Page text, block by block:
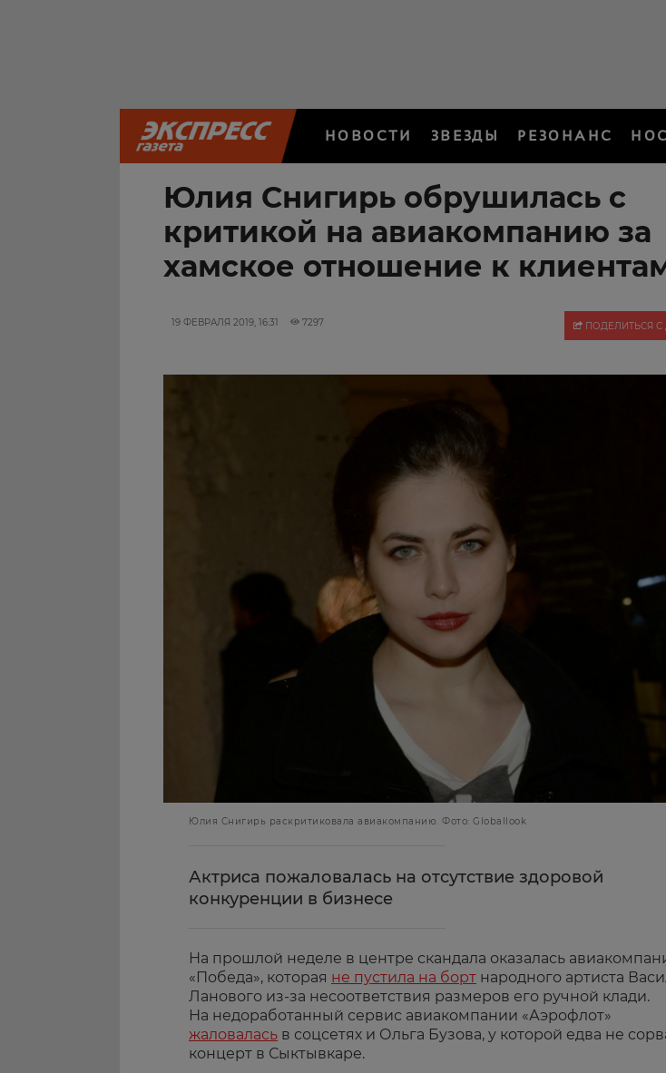
НОВОСТИ ЗВЕЗДЫ РЕЗОНАНС
Юлия Снигирь обрушилась с
критикой на авиакомпанию за
хамское отношение к
19 ФЕВРАЛЯ 2019, 16:31 7297 ПОДЕЛИТЬСЯ С
Юлия Снигирь раскритиковала авиакомпанию. Фото: Globallook
Актриса пожаловалась на отсутствие здоровой
конкуренции в бизнесе
На прошлой неделе в центре скандала оказалась
«Победа», которая не пустила на борт народного артиста
Ланового из-за несоответствия размеров его ручной клади.
На недоработанный сервис авиакомпании «Аэрофлот»
жаловалась в соцсетях и Ольга Бузова, у которой едва не
концерт в Сыктывкаре.